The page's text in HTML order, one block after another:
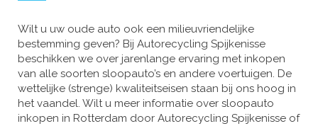
Wilt u uw oude auto ook een milieuvriendelijke
bestemming geven? Bij Autorecycling Spijkenisse
beschikken we over jarenlange ervaring met inkopen
van alle soorten sloopauto’s en andere voertuigen. De
wettelijke (strenge) kwaliteitseisen staan bij ons hoog in
het vaandel. Wilt u meer informatie over sloopauto
inkopen in Rotterdam door Autorecycling Spijkenisse of